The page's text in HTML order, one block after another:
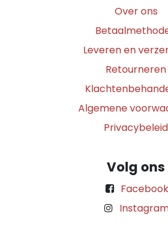
Over ons
Leveren en
Retourneren
Algemene
Privacybeleid
Volg ons
Facebook